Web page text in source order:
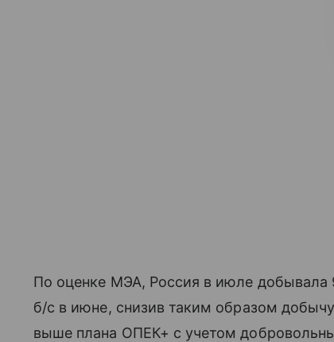
По оценке МЭА, Россия в июле
б/с в июне, снизив таким образом
выше плана ОПЕК+ с учетом